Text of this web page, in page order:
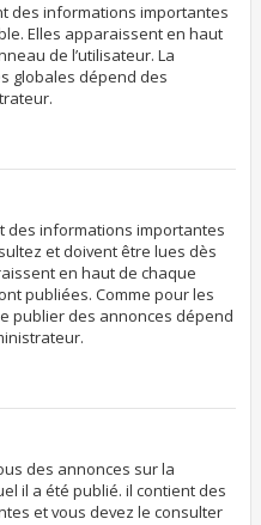
des informations importantes
Elles apparaissent en haut
de l’utilisateur. La
globales dépend des
des informations importantes
et doivent être lues dès
en haut de chaque
publiées. Comme pour les
publier des annonces dépend
des annonces sur la
il a été publié. il contient des
et vous devez le consulter